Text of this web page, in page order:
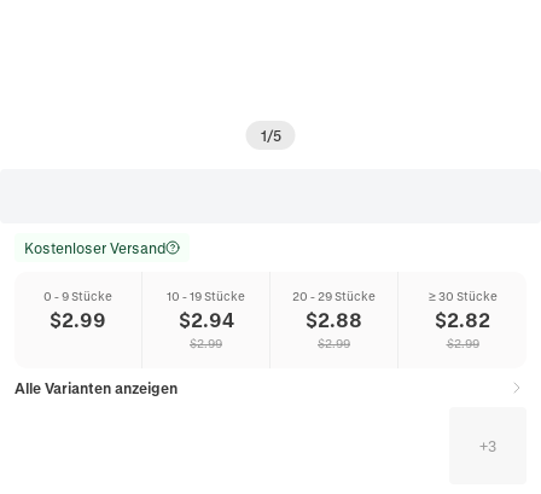
1/5
Kostenloser Versand
0 - 9 Stücke
$2.99
10 - 19 Stücke
$2.94
$2.99
20 - 29 Stücke
$2.88
$2.99
≥ 30 Stücke
$2.82
$2.99
Alle Varianten anzeigen
+3